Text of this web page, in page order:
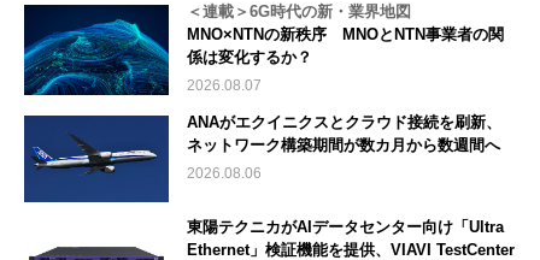
＜連載＞6G時代の新・業界地図
MNO×NTNの新秩序 MNOとNTN事業者の関
係は変化するか？
2026.08.07
ANAがエクイニクスとクラウド接続を刷新、
ネットワーク構築期間が数カ月から数週間へ
2026.08.06
東陽テクニカがAIデータセンター向け「Ultra
Ethernet」検証機能を提供、VIAVI TestCenter